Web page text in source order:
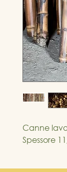
Canne
Spessore